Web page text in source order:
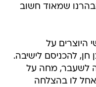
שמאוד חשוב
היוצרים על
חן, להכניסם לישיבה.
לשעבר, מחה על
לו בהצלחה